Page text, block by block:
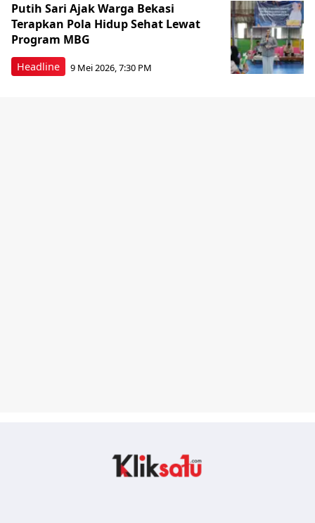
Headline
Putih Sari Ajak Warga Bekasi
Terapkan Pola Hidup Sehat Lewat
Program MBG
9 Mei 2026, 7:30 PM